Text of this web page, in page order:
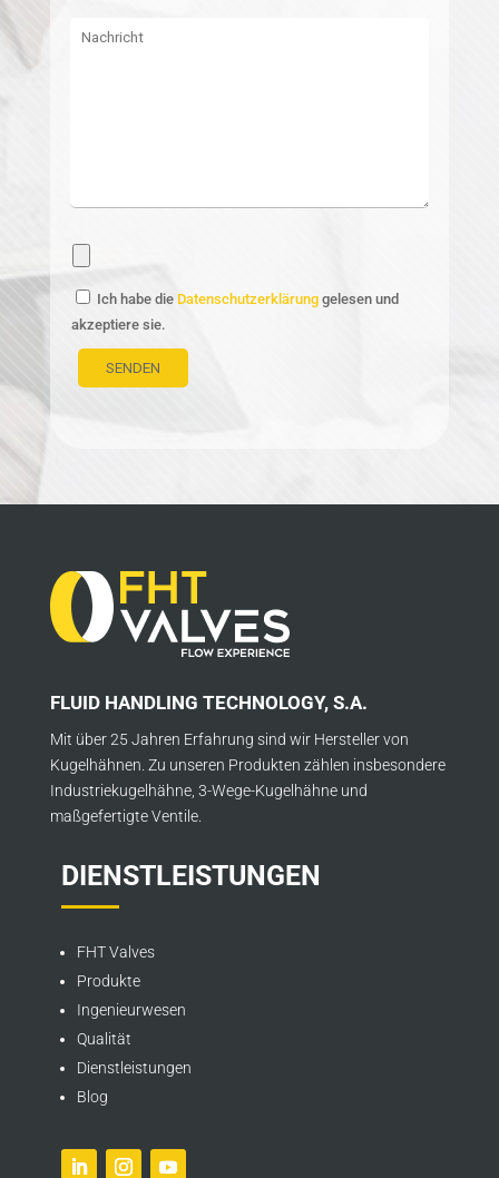
Ich habe die Datenschutzerklärunggelesen und
akzeptiere sie.
FLUID HANDLING TECHNOLOGY, S.A.
Mit über 25 Jahren Erfahrung sind wir Hersteller von
Kugelhähnen. Zu unseren Produkten zählen insbesondere
Industriekugelhähne, 3-Wege-Kugelhähne und
maßgefertigte Ventile.
DIENSTLEISTUNGEN
FHT Valves
Produkte
Ingenieurwesen
Qualität
Dienstleistungen
Blog